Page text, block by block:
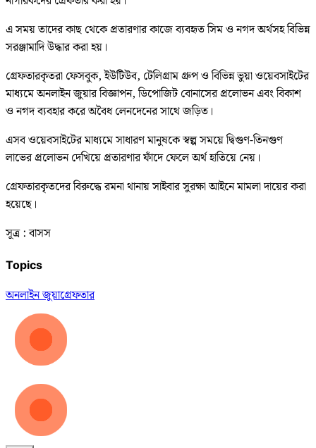
এ সময় তাদের কাছ থেকে প্রতারণার কাজে ব্যবহৃত সিম ও নগদ অর্থসহ বিভিন্ন
সরঞ্জামাদি উদ্ধার করা হয়।
গ্রেফতারকৃতরা ফেসবুক, ইউটিউব, টেলিগ্রাম গ্রুপ ও বিভিন্ন ভুয়া ওয়েবসাইটের
মাধ্যমে অনলাইন জুয়ার বিজ্ঞাপন, ডিপোজিট বোনাসের প্রলোভন এবং বিকাশ
ও নগদ ব্যবহার করে অবৈধ লেনদেনের সাথে জড়িত।
এসব ওয়েবসাইটের মাধ্যমে সাধারণ মানুষকে স্বল্প সময়ে দ্বিগুণ-তিনগুণ
লাভের প্রলোভন দেখিয়ে প্রতারণার ফাঁদে ফেলে অর্থ হাতিয়ে নেয়।
গ্রেফতারকৃতদের বিরুদ্ধে রমনা থানায় সাইবার সুরক্ষা আইনে মামলা দায়ের করা
হয়েছে।
সূত্র : বাসস
Topics
অনলাইন জুয়াগ্রেফতার